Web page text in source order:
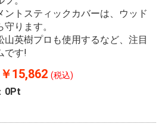
ントスティックカバーは、ウッド
ります。
山英樹プロも使用するなど、注目
です!
￥15,862(税込)
0Pt